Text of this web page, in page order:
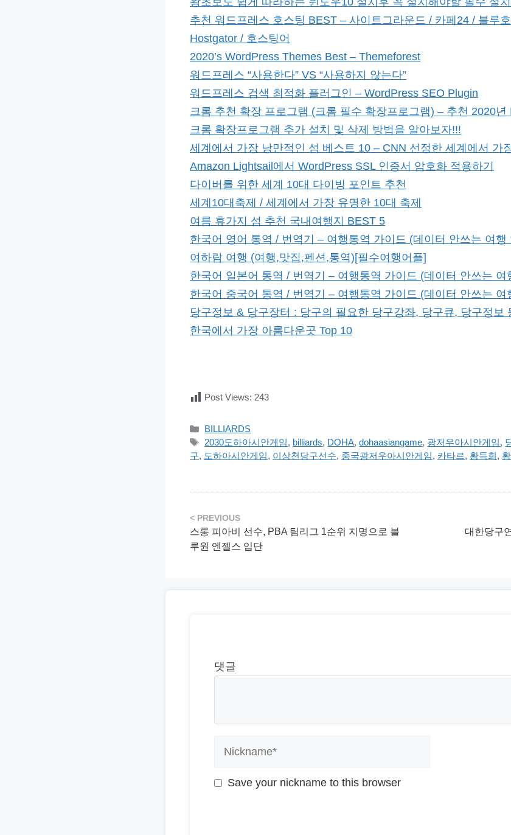
추천 워드프레스 호스팅 BEST – 사이트그라운드 / 카페24 / 블루
Hostgator / 호스팅어
2020’s WordPress Themes Best – Themeforest
워드프레스 “사용한다” VS “사용하지 않는다”
워드프레스 검색 최적화 플러그인 – WordPress SEO Plugin
크롬 추천 확장 프로그램 (크롬 필수 확장프로그램) – 추천 2020년
크롬 확장프로그램 추가 설치 및 삭제 방법을 알아보자!!!
세계에서 가장 낭만적인 섬 베스트 10 – CNN 선정한 세계에서 가
Amazon Lightsail에서 WordPress SSL 인증서 암호화 적용하기
다이버를 위한 세계 10대 다이빙 포인트 추천
세계10대축제 / 세계에서 가장 유명한 10대 축제
여름 휴가지 섬 추천 국내여행지 BEST 5
한국어 영어 통역 / 번역기 – 여행통역 가이드 (데이터 안쓰는 여행
여하람 여행 (여행,맛집,펜션,통역)[필수여행어플]
한국어 일본어 통역 / 번역기 – 여행통역 가이드 (데이터 안쓰는 여
한국어 중국어 통역 / 번역기 – 여행통역 가이드 (데이터 안쓰는 여
당구정보 & 당구장터 : 당구의 필요한 당구강좌, 당구큐, 당구정보
한국에서 가장 아름다운곳 Top 10
Post Views: 243
카
테
고
BILLIARDS
태
그
2030도하아시안게임, billiards, DOHA,dohaasiangame, 광저우아시안게임,
구, 도하아시안게임, 이상천당구선수, 중국광저우아시안게임, 카타르, 황득희,
스롱 피아비 선수, PBA 팀리그 1순위 지명으로 블
루원 엔젤스 입단
대한당구
댓글
Save your nickname to this browser